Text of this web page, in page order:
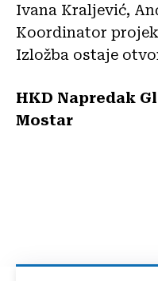
Ivana Kraljević,
Koordinator
Izložba ostaje
HKD Napredak
Mostar